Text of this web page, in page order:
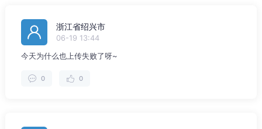
浙江省绍兴市
06-19 13:44
今天为什么也上传失败了呀~
0 0